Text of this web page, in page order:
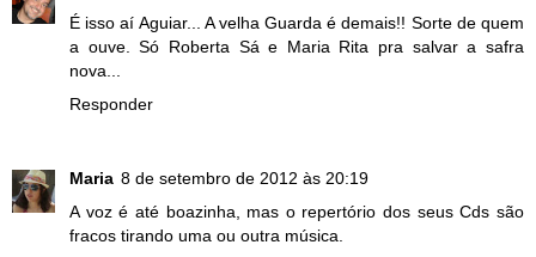
É isso aí Aguiar... A velha Guarda é demais!! Sorte de quem
a ouve. Só Roberta Sá e Maria Rita pra salvar a safra
nova...
Responder
Maria 8 de setembro de 2012 às 20:19
A voz é até boazinha, mas o repertório dos seus Cds são
fracos tirando uma ou outra música.